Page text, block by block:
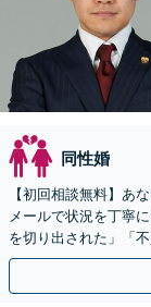
同性婚
【初回相談無料】あ
メールで状況を丁寧
を切り出された」「
【リーズナブルな料